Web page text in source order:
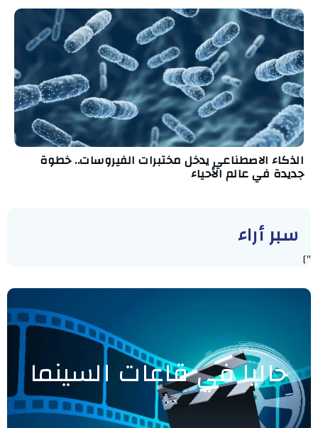
الذكاء الاصطناعي يدخل مختبرات الفيروسات.. خطوة
جديدة في عالم الأحياء
سبر أراء
"]
حاليا في قاعات السينما